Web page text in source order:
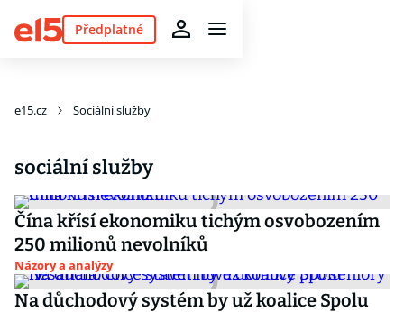
Předplatné
e15.cz Sociální služby
sociální služby
Čína křísí ekonomiku tichým osvobozením
250 milionů nevolníků
Názory a analýzy
Na důchodový systém by už koalice Spolu